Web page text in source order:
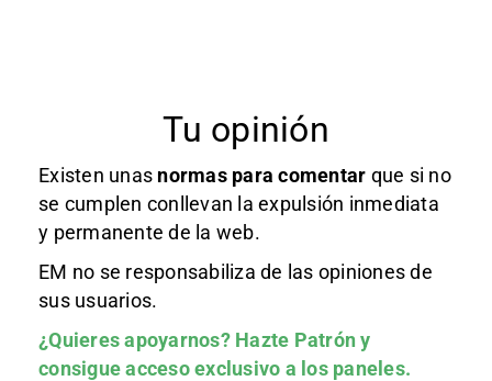
Tu opinión
Existen unas normas para comentar que si no
se cumplen conllevan la expulsión inmediata
y permanente de la web.
EM no se responsabiliza de las opiniones de
sus usuarios.
¿Quieres apoyarnos? Hazte Patróny
consigue acceso exclusivo a los paneles.